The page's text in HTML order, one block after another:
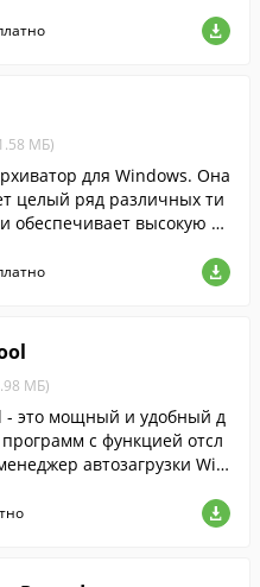
МБ)
для Windows. Она
целый ряд различных ти
обеспечивает высокую ст
МБ)
- это мощный и удобный д
с функцией отсл
автозагрузки Win